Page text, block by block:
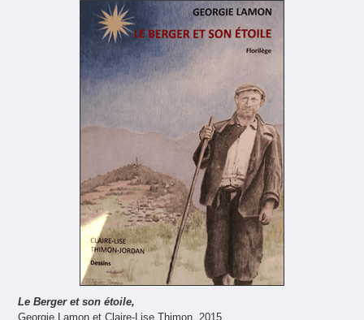
Le Berger et son étoile,
Georgie Lamon et Claire-Lise Thimon, 2015